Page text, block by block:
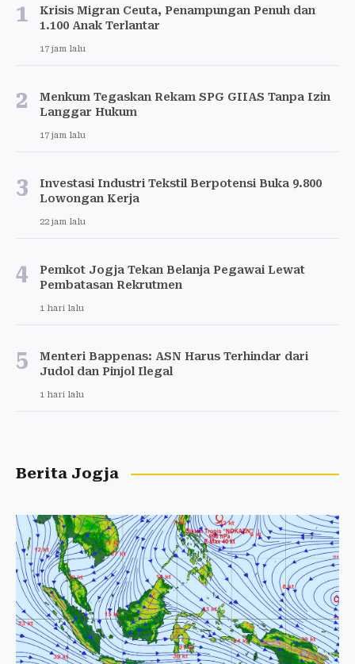
1
Krisis Migran Ceuta, Penampungan Penuh dan
1.100 Anak Terlantar
17 jam lalu
2
Menkum Tegaskan Rekam SPG GIIAS Tanpa Izin
Langgar Hukum
17 jam lalu
3
Investasi Industri Tekstil Berpotensi Buka 9.800
Lowongan Kerja
22 jam lalu
4
Pemkot Jogja Tekan Belanja Pegawai Lewat
Pembatasan Rekrutmen
1 hari lalu
5
Menteri Bappenas: ASN Harus Terhindar dari
Judol dan Pinjol Ilegal
1 hari lalu
Berita Jogja